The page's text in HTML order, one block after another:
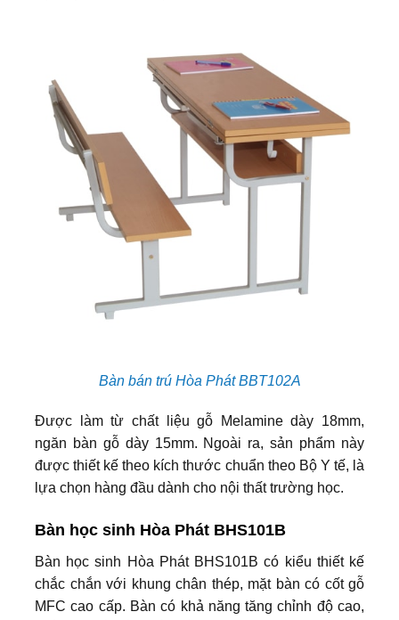
Bàn bán trú Hòa Phát BBT102A
Được làm từ chất liệu gỗ Melamine dày 18mm,
ngăn bàn gỗ dày 15mm. Ngoài ra, sản phẩm này
được thiết kế theo kích thước chuẩn theo Bộ Y tế, là
lựa chọn hàng đầu dành cho nội thất trường học.
Bàn học sinh Hòa Phát BHS101B
Bàn học sinh Hòa Phát BHS101B có kiểu thiết kế
chắc chắn với khung chân thép, mặt bàn có cốt gỗ
MFC cao cấp. Bàn có khả năng tăng chỉnh độ cao,